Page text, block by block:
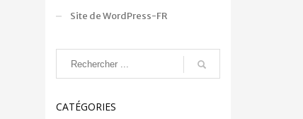
Site de WordPress-FR
CATÉGORIES